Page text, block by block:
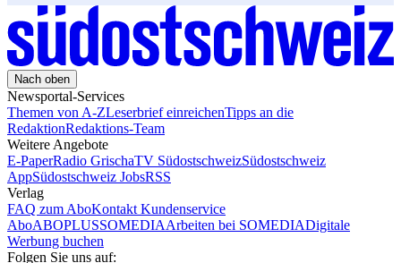
Nach oben
Newsportal-Services
Themen von A-ZLeserbrief einreichenTipps an die
RedaktionRedaktions-Team
Weitere Angebote
E-PaperRadio GrischaTV SüdostschweizSüdostschweiz
AppSüdostschweiz JobsRSS
Verlag
FAQ zum AboKontakt Kundenservice
AboABOPLUSSOMEDIAArbeiten bei SOMEDIADigitale
Werbung buchen
Folgen Sie uns auf: